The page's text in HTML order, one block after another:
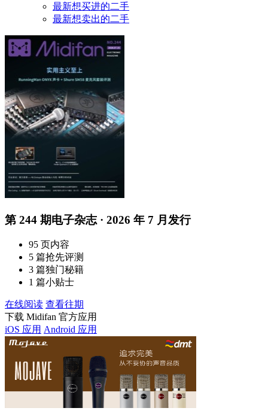
最新想买进的二手
最新想卖出的二手
第 244 期电子杂志 · 2026 年 7 月发行
95 页内容
5 篇抢先评测
3 篇独门秘籍
1 篇小贴士
在线阅读 查看往期
下载 Midifan 官方应用
iOS 应用 Android 应用